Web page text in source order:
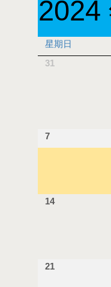
2024
星期日
31
7
14
21